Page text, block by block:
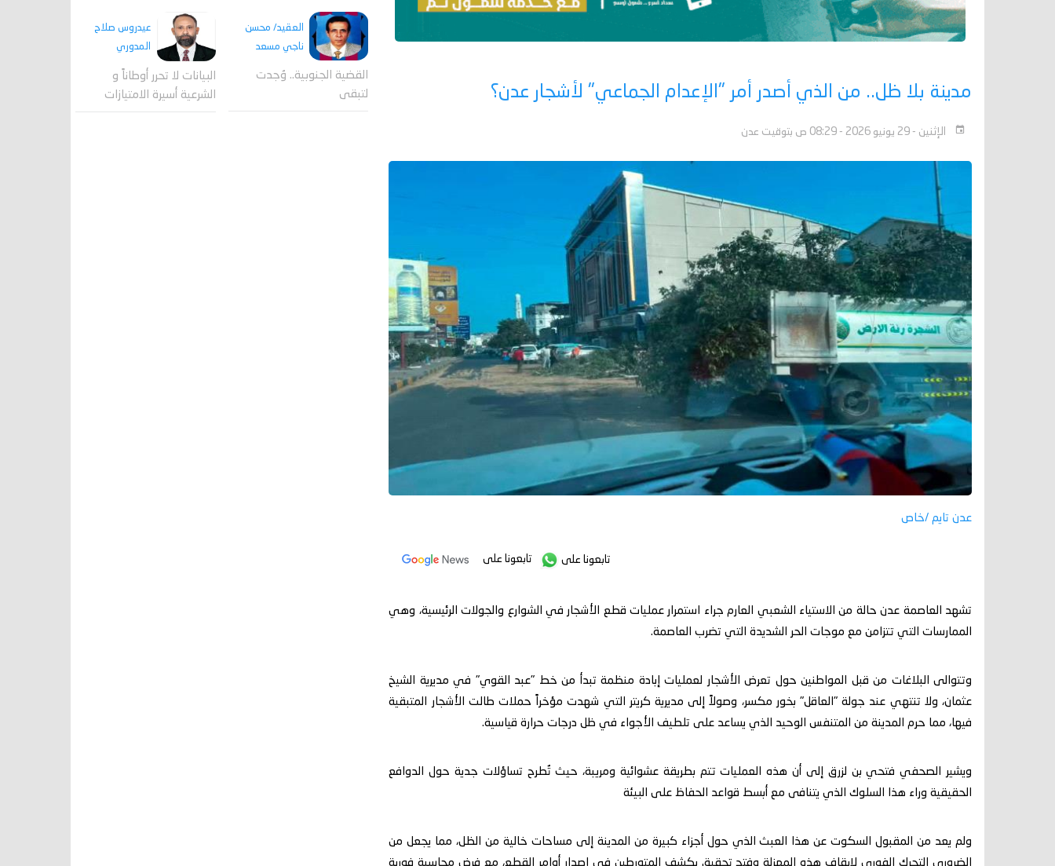
مدينة بلا ظل.. من الذي أصدر أمر "الإعدام الجماعي" لأشجار عدن؟
الإثنين - 29 يونيو 2026 - 08:29 ص بتوقيت عدن
عدن تايم /خاص
تابعونا على تابعونا على
تشهد العاصمة عدن حالة من الاستياء الشعبي العارم جراء استمرار عمليات قطع الأشجار في الشوارع والجولات الرئيسية، وهي
الممارسات التي تتزامن مع موجات الحر الشديدة التي تضرب العاصمة.
وتتوالى البلاغات من قبل المواطنين حول تعرض الأشجار لعمليات إبادة منظمة تبدأ من خط "عبد القوي" في مديرية الشيخ
عثمان، ولا تنتهي عند جولة "العاقل" بخور مكسر، وصولاً إلى مديرية كريتر التي شهدت مؤخراً حملات طالت الأشجار المتبقية
فيها، مما حرم المدينة من المتنفس الوحيد الذي يساعد على تلطيف الأجواء في ظل درجات حرارة قياسية.
ويشير الصحفي فتحي بن لزرق إلى أن هذه العمليات تتم بطريقة عشوائية ومريبة، حيث تُطرح تساؤلات جدية حول الدوافع
الحقيقية وراء هذا السلوك الذي يتنافى مع أبسط قواعد الحفاظ على البيئة
ولم يعد من المقبول السكوت عن هذا العبث الذي حول أجزاء كبيرة من المدينة إلى مساحات خالية من الظل، مما يجعل من
الضروري التحرك الفوري لإيقاف هذه المهزلة وفتح تحقيق يكشف المتورطين في إصدار أوامر القطع، مع فرض محاسبة فورية
العقيد/ محسن
ناجي مسعد
القضية الجنوبية.. وُجدت
لتبقى
عيدروس صلاح
المدوري
البيانات لا تحرر أوطاناً و
الشرعية أسيرة الامتيازات